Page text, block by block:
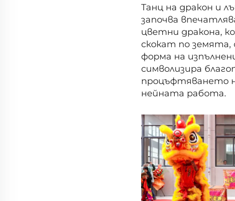
Танц на дракон и
започва
цветни дракона,
скокат по земята,
форма на
символизира
процъфтяването
нейната работа.